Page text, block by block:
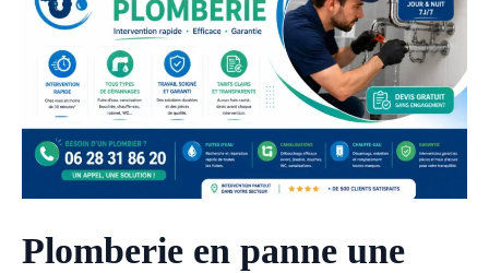
Plomberie en panne une